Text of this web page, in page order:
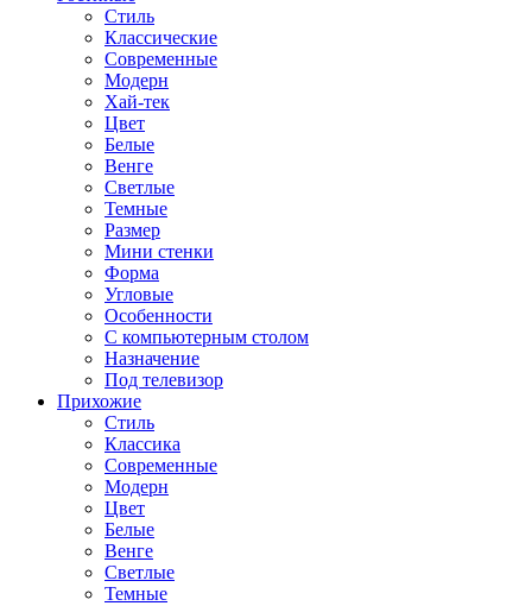
Стиль
Классические
Современные
Модерн
Хай-тек
Цвет
Белые
Венге
Светлые
Темные
Размер
Мини стенки
Форма
Угловые
Особенности
С компьютерным столом
Назначение
Под телевизор
Прихожие
Стиль
Классика
Современные
Модерн
Цвет
Белые
Венге
Светлые
Темные